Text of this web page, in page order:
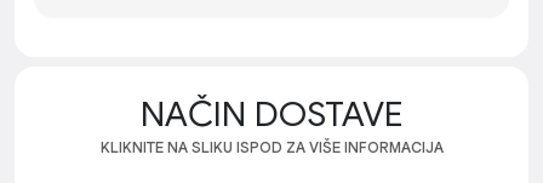
NAČIN DOSTAVE
KLIKNITE NA SLIKU ISPOD ZA VIŠE INFORMACIJA